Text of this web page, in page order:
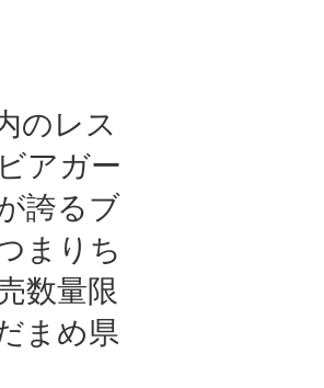
のレス
アガー
誇るブ
まりち
数量限
まめ県